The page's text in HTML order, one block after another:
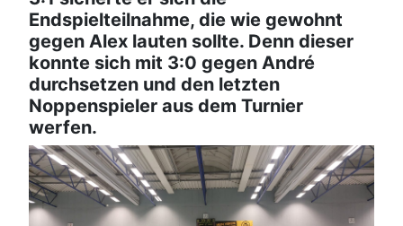
Endspielteilnahme, die wie gewohnt
gegen Alex lauten sollte. Denn dieser
konnte sich mit 3:0 gegen André
durchsetzen und den letzten
Noppenspieler aus dem Turnier
werfen.